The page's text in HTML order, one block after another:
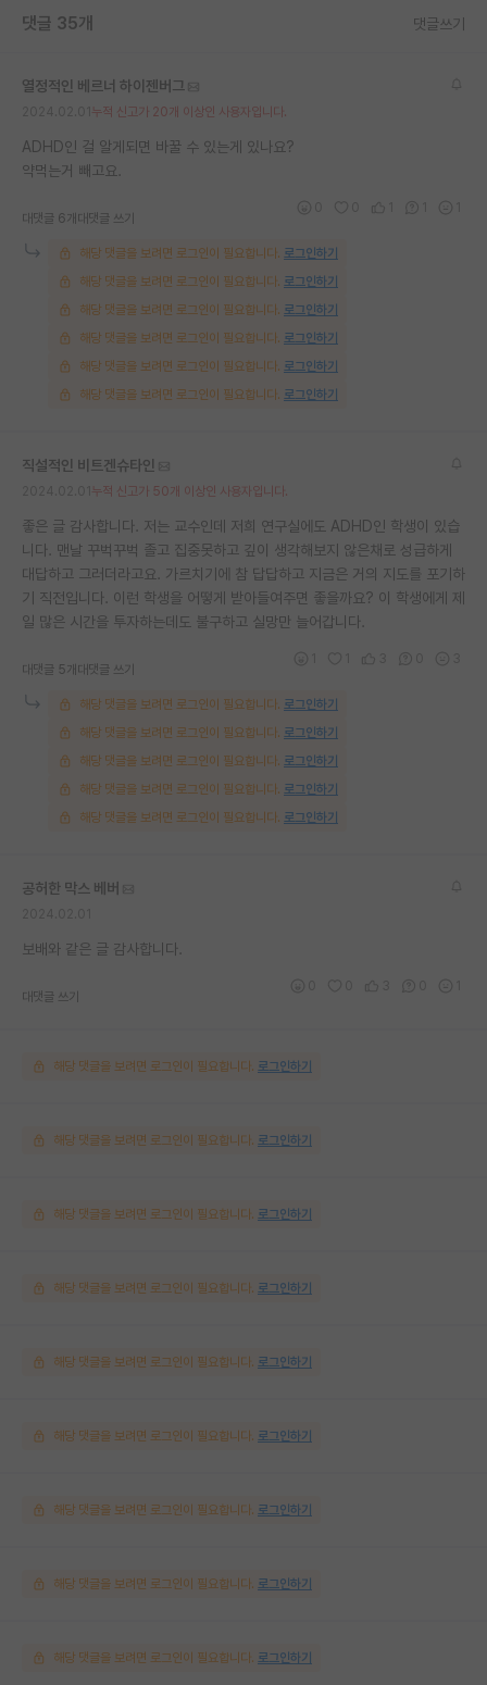
댓글 35개 댓글쓰기
열정적인 베르너 하이젠버그
누적 신고가 20개 이상인 사용자입니다.
ADHD인 걸 알게되면 바꿀 수 있는게 있나요?
약먹는거 빼고요.
대댓글 6개 대댓글 쓰기
해당 댓글을 보려면 로그인이 필요합니다. 로그인하기
해당 댓글을 보려면 로그인이 필요합니다. 로그인하기
해당 댓글을 보려면 로그인이 필요합니다. 로그인하기
해당 댓글을 보려면 로그인이 필요합니다. 로그인하기
해당 댓글을 보려면 로그인이 필요합니다. 로그인하기
해당 댓글을 보려면 로그인이 필요합니다. 로그인하기
직설적인 비트겐슈타인
누적 신고가 50개 이상인 사용자입니다.
좋은 글 감사합니다. 저는 교수인데 저희 연구실에도 ADHD인 학생이 있습
니다. 맨날 꾸벅꾸벅 졸고 집중못하고 깊이 생각해보지 않은채로 성급하게
대답하고 그러더라고요. 가르치기에 참 답답하고 지금은 거의 지도를 포기하
기 직전입니다. 이런 학생을 어떻게 받아들여주면 좋을까요? 이 학생에게 제
일 많은 시간을 투자하는데도 불구하고 실망만 늘어갑니다.
대댓글 5개 대댓글 쓰기
해당 댓글을 보려면 로그인이 필요합니다. 로그인하기
해당 댓글을 보려면 로그인이 필요합니다. 로그인하기
해당 댓글을 보려면 로그인이 필요합니다. 로그인하기
해당 댓글을 보려면 로그인이 필요합니다. 로그인하기
해당 댓글을 보려면 로그인이 필요합니다. 로그인하기
공허한 막스 베버
보배와 같은 글 감사합니다.
대댓글 쓰기
해당 댓글을 보려면 로그인이 필요합니다. 로그인하기
해당 댓글을 보려면 로그인이 필요합니다. 로그인하기
해당 댓글을 보려면 로그인이 필요합니다. 로그인하기
해당 댓글을 보려면 로그인이 필요합니다. 로그인하기
해당 댓글을 보려면 로그인이 필요합니다. 로그인하기
해당 댓글을 보려면 로그인이 필요합니다. 로그인하기
해당 댓글을 보려면 로그인이 필요합니다. 로그인하기
해당 댓글을 보려면 로그인이 필요합니다. 로그인하기
해당 댓글을 보려면 로그인이 필요합니다. 로그인하기